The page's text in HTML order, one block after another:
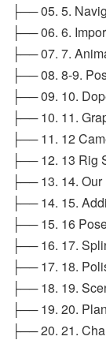
├── 05. 5.
├── 06. 6.
├── 07. 7.
├── 08. 8-9.
├── 09. 10.
├── 10. 11.
├── 11. 12
├── 12. 13 Rig
├── 13. 14.
├── 14. 15.
├── 15. 16
├── 16. 17.
├── 17. 18.
├── 18. 19.
├── 19. 20.
├── 20. 21.